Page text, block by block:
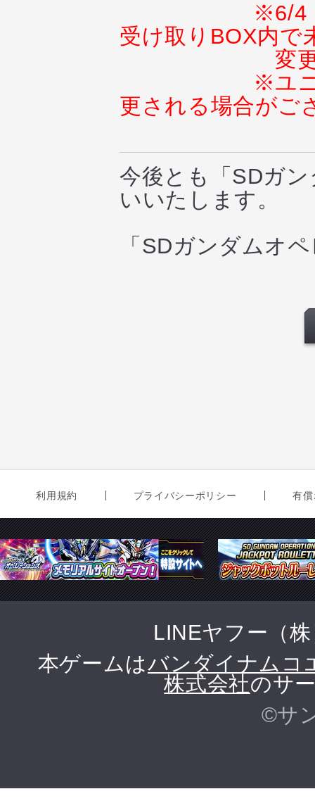
※6/4
受け取りBOX内で
変
※ユ
更される場合がご
今後とも「SDガ
いいたします。
「SDガンダムオ
利用規約 プライバシーポリシー 有
LINEヤフー（
本ゲームはバンダイナムコ
株式会社のサ
©サ